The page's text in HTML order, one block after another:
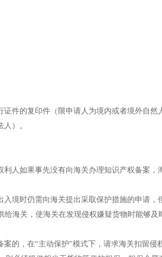
件的复印件（限申请人为境内或者境外自然
）。
人如果事先没有向海关办理知识产权备案，
境时仍需向海关提出采取保护措施的申请，
海关，使海关在发现侵权嫌疑货物时能够及
的，在“主动保护”模式下，请求海关扣留侵